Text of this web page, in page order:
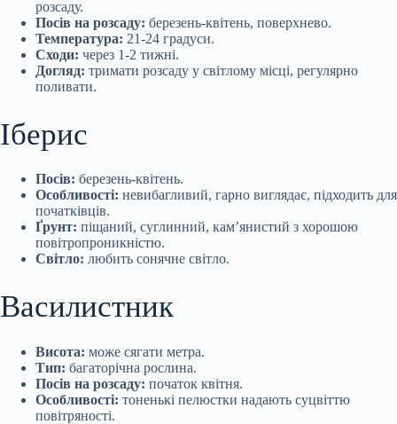
розсаду.
Посів на розсаду: березень-квітень, поверхнево.
Температура: 21-24 градуси.
Сходи: через 1-2 тижні.
Догляд: тримати розсаду у світлому місці, регулярно
поливати.
Іберис
Посів: березень-квітень.
Особливості: невибагливий, гарно виглядає, підходить для
початківців.
Ґрунт: піщаний, суглинний, кам’янистий з хорошою
повітропроникністю.
Світло: любить сонячне світло.
Василистник
Висота: може сягати метра.
Тип: багаторічна рослина.
Посів на розсаду: початок квітня.
Особливості: тоненькі пелюстки надають суцвіттю
повітряності.